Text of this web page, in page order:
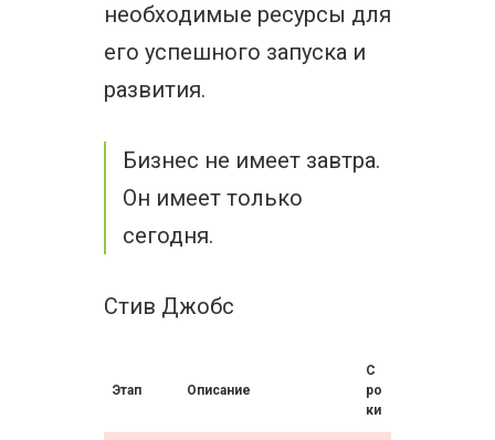
необходимые ресурсы для
его успешного запуска и
развития.
Бизнес не имеет завтра.
Он имеет только
сегодня.
Стив Джобс
Этап Описание
С
ро
ки